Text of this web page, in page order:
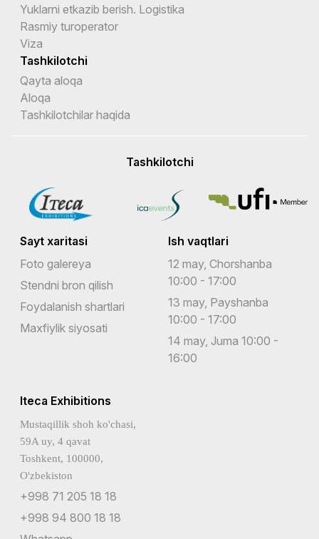
Yuklarni etkazib berish. Logistika
Rasmiy turoperator
Viza
Tashkilotchi
Qayta aloqa
Aloqa
Tashkilotchilar haqida
Tashkilotchi
Sayt xaritasi
Foto galereya
Stendni bron qilish
Foydalanish shartlari
Maxfiylik siyosati
Ish vaqtlari
12 may, Chorshanba
10:00 - 17:00
13 may, Payshanba
10:00 - 17:00
14 may, Juma 10:00 -
16:00
Iteca Exhibitions
Mustaqillik shoh ko'chasi,
59A uy, 4 qavat
Toshkent, 100000,
O'zbekiston
+998 71 205 18 18
+998 94 800 18 18